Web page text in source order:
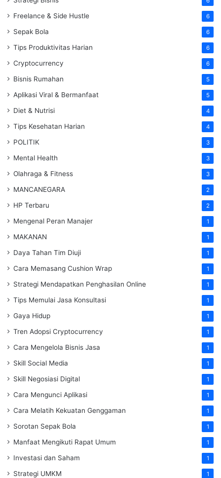
Freelance & Side Hustle 6
Sepak Bola 6
Tips Produktivitas Harian 6
Cryptocurrency 6
Bisnis Rumahan 5
Aplikasi Viral & Bermanfaat 5
Diet & Nutrisi 4
Tips Kesehatan Harian 4
POLITIK 3
Mental Health 3
Olahraga & Fitness 3
MANCANEGARA 2
HP Terbaru 2
Mengenal Peran Manajer 1
MAKANAN 1
Daya Tahan Tim Diuji 1
Cara Memasang Cushion Wrap 1
Strategi Mendapatkan Penghasilan Online 1
Tips Memulai Jasa Konsultasi 1
Gaya Hidup 1
Tren Adopsi Cryptocurrency 1
Cara Mengelola Bisnis Jasa 1
Skill Social Media 1
Skill Negosiasi Digital 1
Cara Mengunci Aplikasi 1
Cara Melatih Kekuatan Genggaman 1
Sorotan Sepak Bola 1
Manfaat Mengikuti Rapat Umum 1
Investasi dan Saham 1
Strategi UMKM 1